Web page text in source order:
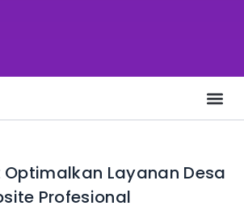
Optimalkan Layanan Desa
Profesional